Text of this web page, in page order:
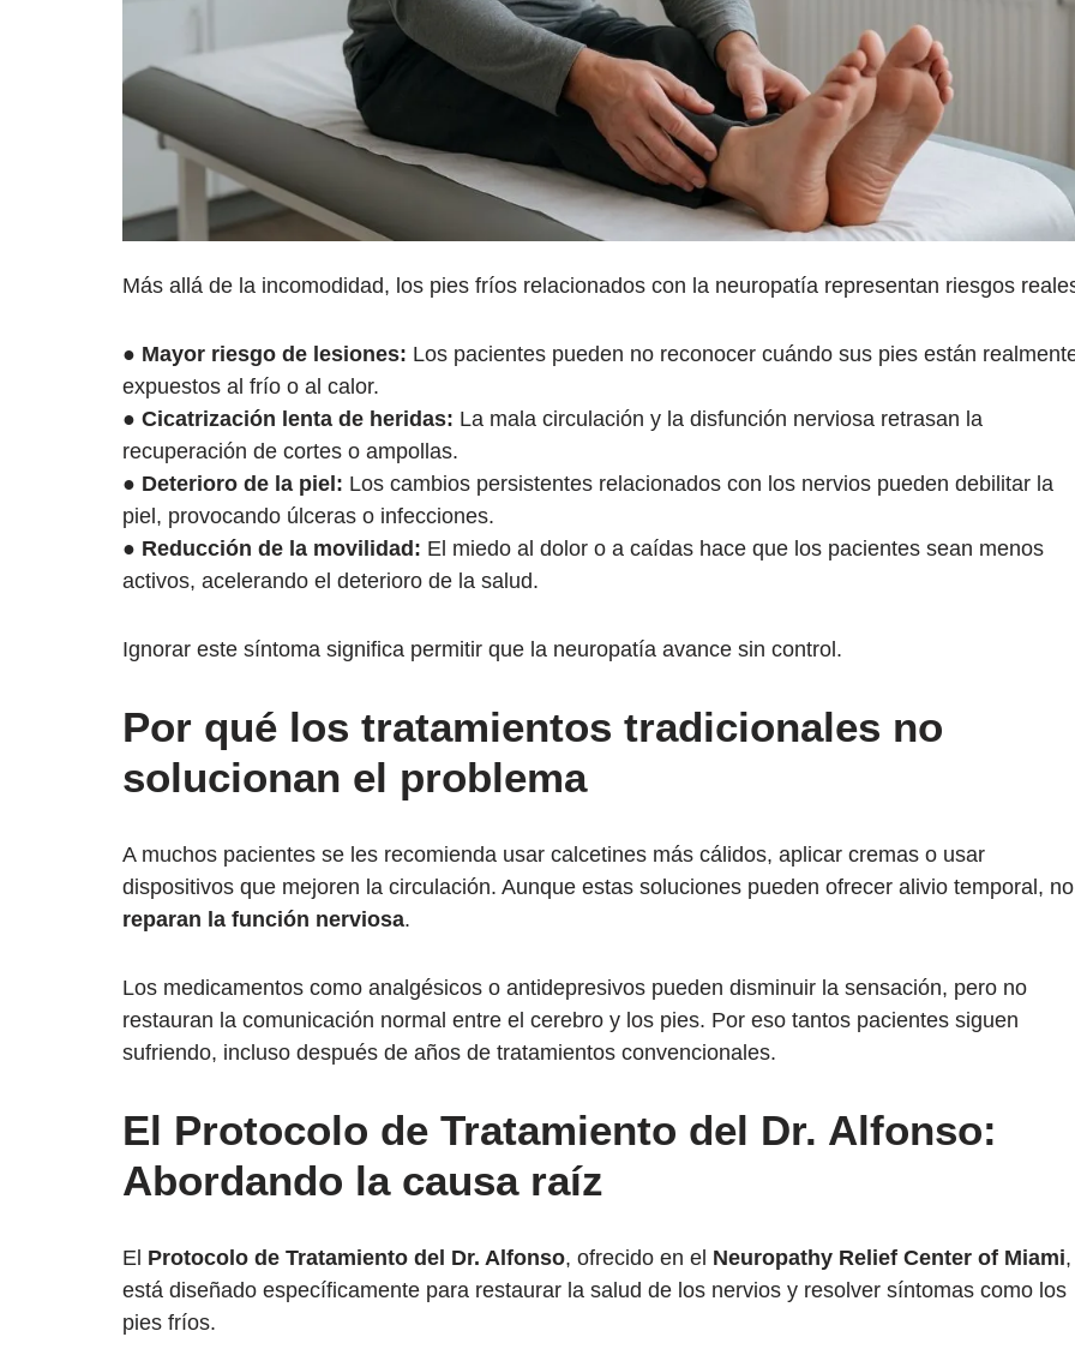
Más allá de la incomodidad, los pies fríos relacionados con la neuropatía representan riesgos
● Mayor riesgo de lesiones: Los pacientes pueden no reconocer cuándo sus pies están
expuestos al frío o al calor.
● Cicatrización lenta de heridas: La mala circulación y la disfunción nerviosa retrasan la
recuperación de cortes o ampollas.
● Deterioro de la piel: Los cambios persistentes relacionados con los nervios pueden debilitar la
piel, provocando úlceras o infecciones.
● Reducción de la movilidad: El miedo al dolor o a caídas hace que los pacientes sean menos
activos, acelerando el deterioro de la salud.
Ignorar este síntoma significa permitir que la neuropatía avance sin control.
Por qué los tratamientos tradicionales no
solucionan el problema
A muchos pacientes se les recomienda usar calcetines más cálidos, aplicar cremas o usar
dispositivos que mejoren la circulación. Aunque estas soluciones pueden ofrecer alivio temporal, no
reparan la función nerviosa.
Los medicamentos como analgésicos o antidepresivos pueden disminuir la sensación, pero no
restauran la comunicación normal entre el cerebro y los pies. Por eso tantos pacientes siguen
sufriendo, incluso después de años de tratamientos convencionales.
El Protocolo de Tratamiento del Dr. Alfonso:
Abordando la causa raíz
El Protocolo de Tratamiento del Dr. Alfonso, ofrecido en el Neuropathy Relief Center of Miami,
está diseñado específicamente para restaurar la salud de los nervios y resolver síntomas como los
pies fríos.